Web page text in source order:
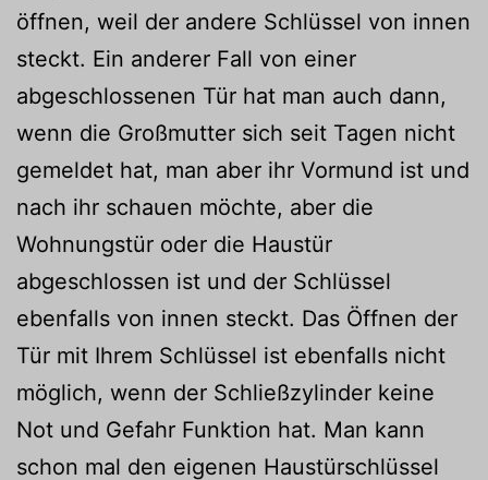
öffnen, weil der andere Schlüssel von innen
steckt. Ein anderer Fall von einer
abgeschlossenen Tür hat man auch dann,
wenn die Großmutter sich seit Tagen nicht
gemeldet hat, man aber ihr Vormund ist und
nach ihr schauen möchte, aber die
Wohnungstür oder die Haustür
abgeschlossen ist und der Schlüssel
ebenfalls von innen steckt. Das Öffnen der
Tür mit Ihrem Schlüssel ist ebenfalls nicht
möglich, wenn der Schließzylinder keine
Not und Gefahr Funktion hat. Man kann
schon mal den eigenen Haustürschlüssel